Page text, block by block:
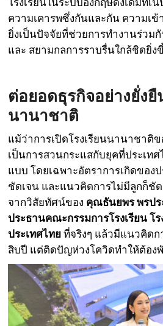
ความเคารพซึ่งกันและกัน ความเ
ยิ่งเป็นปัจจัยที่ช่วยการทำงานร่วม
และ สยามกลการราบรื่นใกล้ชิดยิ่ง
ต่อยอดธุรกิจอย่างยั่งยื
นานาชาติ
แม้ว่าการเปิดโรงเรียนนานาชาติ
เป็นการสวนกระแสกับยุคที่ประเทศ
แบบ โดยเฉพาะอัตราการเกิดของ
ชัดเจน และแนวคิดการไม่มีลูกก็ชั
จากวิสัยทัศน์ของ คุณธันยพร พรป
ประธานคณะกรรมการโรงเรียน โ
ประเทศไทยที่จริงๆ แล้วมีแนวคิดก
สิบปี แต่ติดปัญห่วงโควิดทำให้ต้อง